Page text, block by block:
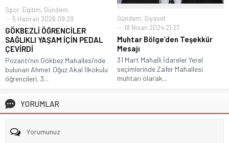
Spor, Eğitim, Gündem
5 Haziran 2026 09:29
GÖKBEZLİ ÖĞRENCİLER
SAĞLIKLI YAŞAM İÇİN PEDAL
ÇEVİRDİ
Pozantı’nın Gökbez Mahallesi’nde
bulunan Ahmet Oğuz Akal İlkokulu
öğrencileri, 3...
Gündem, Siyaset
18 Nisan 2024 21:27
Muhtar Bölge’den Teşekkür
Mesajı
31 Mart Mahalli İdareler Yerel
seçimlerinde Zafer Mahallesi
muhtarı olarak...
YORUMLAR